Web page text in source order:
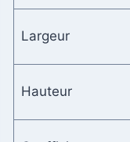
Largeur
Hauteur